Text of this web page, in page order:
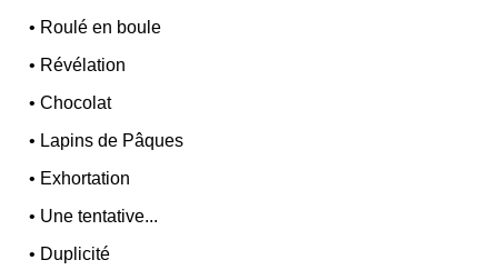
• Roulé en boule
• Révélation
•Chocolat
• Lapins de Pâques
• Exhortation
• Une tentative...
• Duplicité